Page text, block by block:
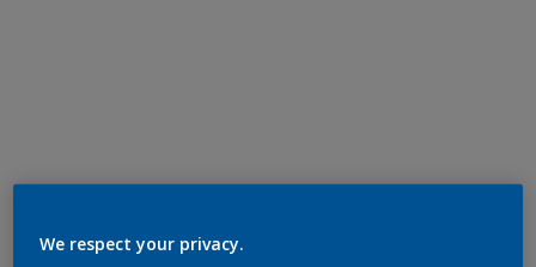
We respect your privacy.